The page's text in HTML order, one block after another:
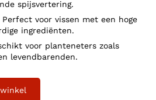
spijsvertering.
Perfect voor vissen met een hoge
ingrediënten.
voor planteneters zoals
levendbarenden.